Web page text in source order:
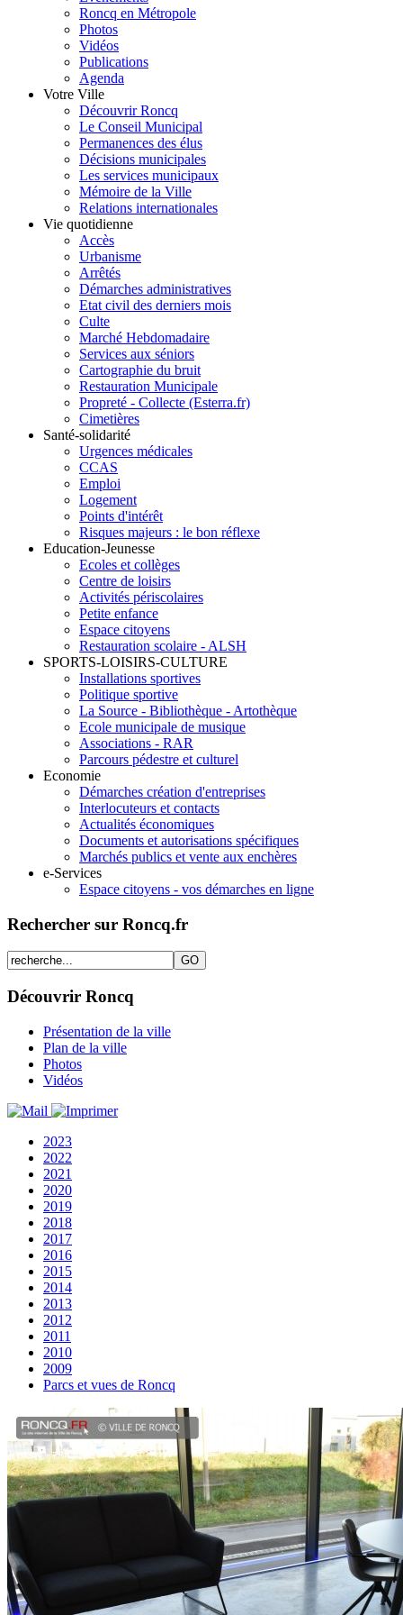
Roncq en Métropole
Photos
Vidéos
Publications
Agenda
Votre Ville
Découvrir Roncq
Le Conseil Municipal
Permanences des élus
Décisions municipales
Les services municipaux
Mémoire de la Ville
Relations internationales
Vie quotidienne
Accès
Urbanisme
Arrêtés
Démarches administratives
Etat civil des derniers mois
Culte
Marché Hebdomadaire
Services aux séniors
Cartographie du bruit
Restauration Municipale
Propreté - Collecte (Esterra.fr)
Cimetières
Santé-solidarité
Urgences médicales
CCAS
Emploi
Logement
Points d'intérêt
Risques majeurs : le bon réflexe
Education-Jeunesse
Ecoles et collèges
Centre de loisirs
Activités périscolaires
Petite enfance
Espace citoyens
Restauration scolaire - ALSH
SPORTS-LOISIRS-CULTURE
Installations sportives
Politique sportive
La Source - Bibliothèque - Artothèque
Ecole municipale de musique
Associations - RAR
Parcours pédestre et culturel
Economie
Démarches création d'entreprises
Interlocuteurs et contacts
Actualités économiques
Documents et autorisations spécifiques
Marchés publics et vente aux enchères
e-Services
Espace citoyens - vos démarches en ligne
Rechercher sur Roncq.fr
Découvrir Roncq
Présentation de la ville
Plan de la ville
Photos
Vidéos
2023
2022
2021
2020
2019
2018
2017
2016
2015
2014
2013
2012
2011
2010
2009
Parcs et vues de Roncq